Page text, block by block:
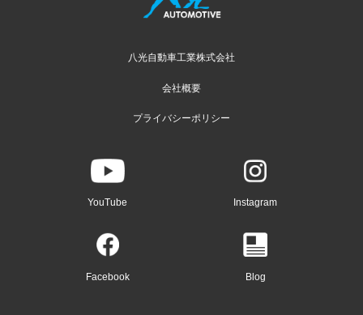
八光自動車工業株式会社
会社概要
プライバシーポリシー
YouTube Instagram
Facebook Blog